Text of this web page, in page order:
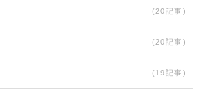
(20記事)
(20記事)
(19記事)